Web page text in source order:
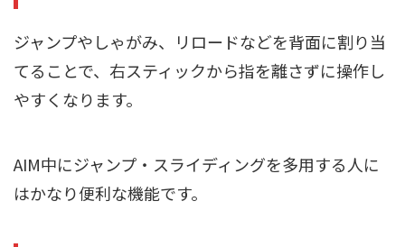
ジャンプやしゃがみ、リロードなどを背面に割り当
てることで、右スティックから指を離さずに操作し
やすくなります。
AIM中にジャンプ・スライディングを多用する人に
はかなり便利な機能です。